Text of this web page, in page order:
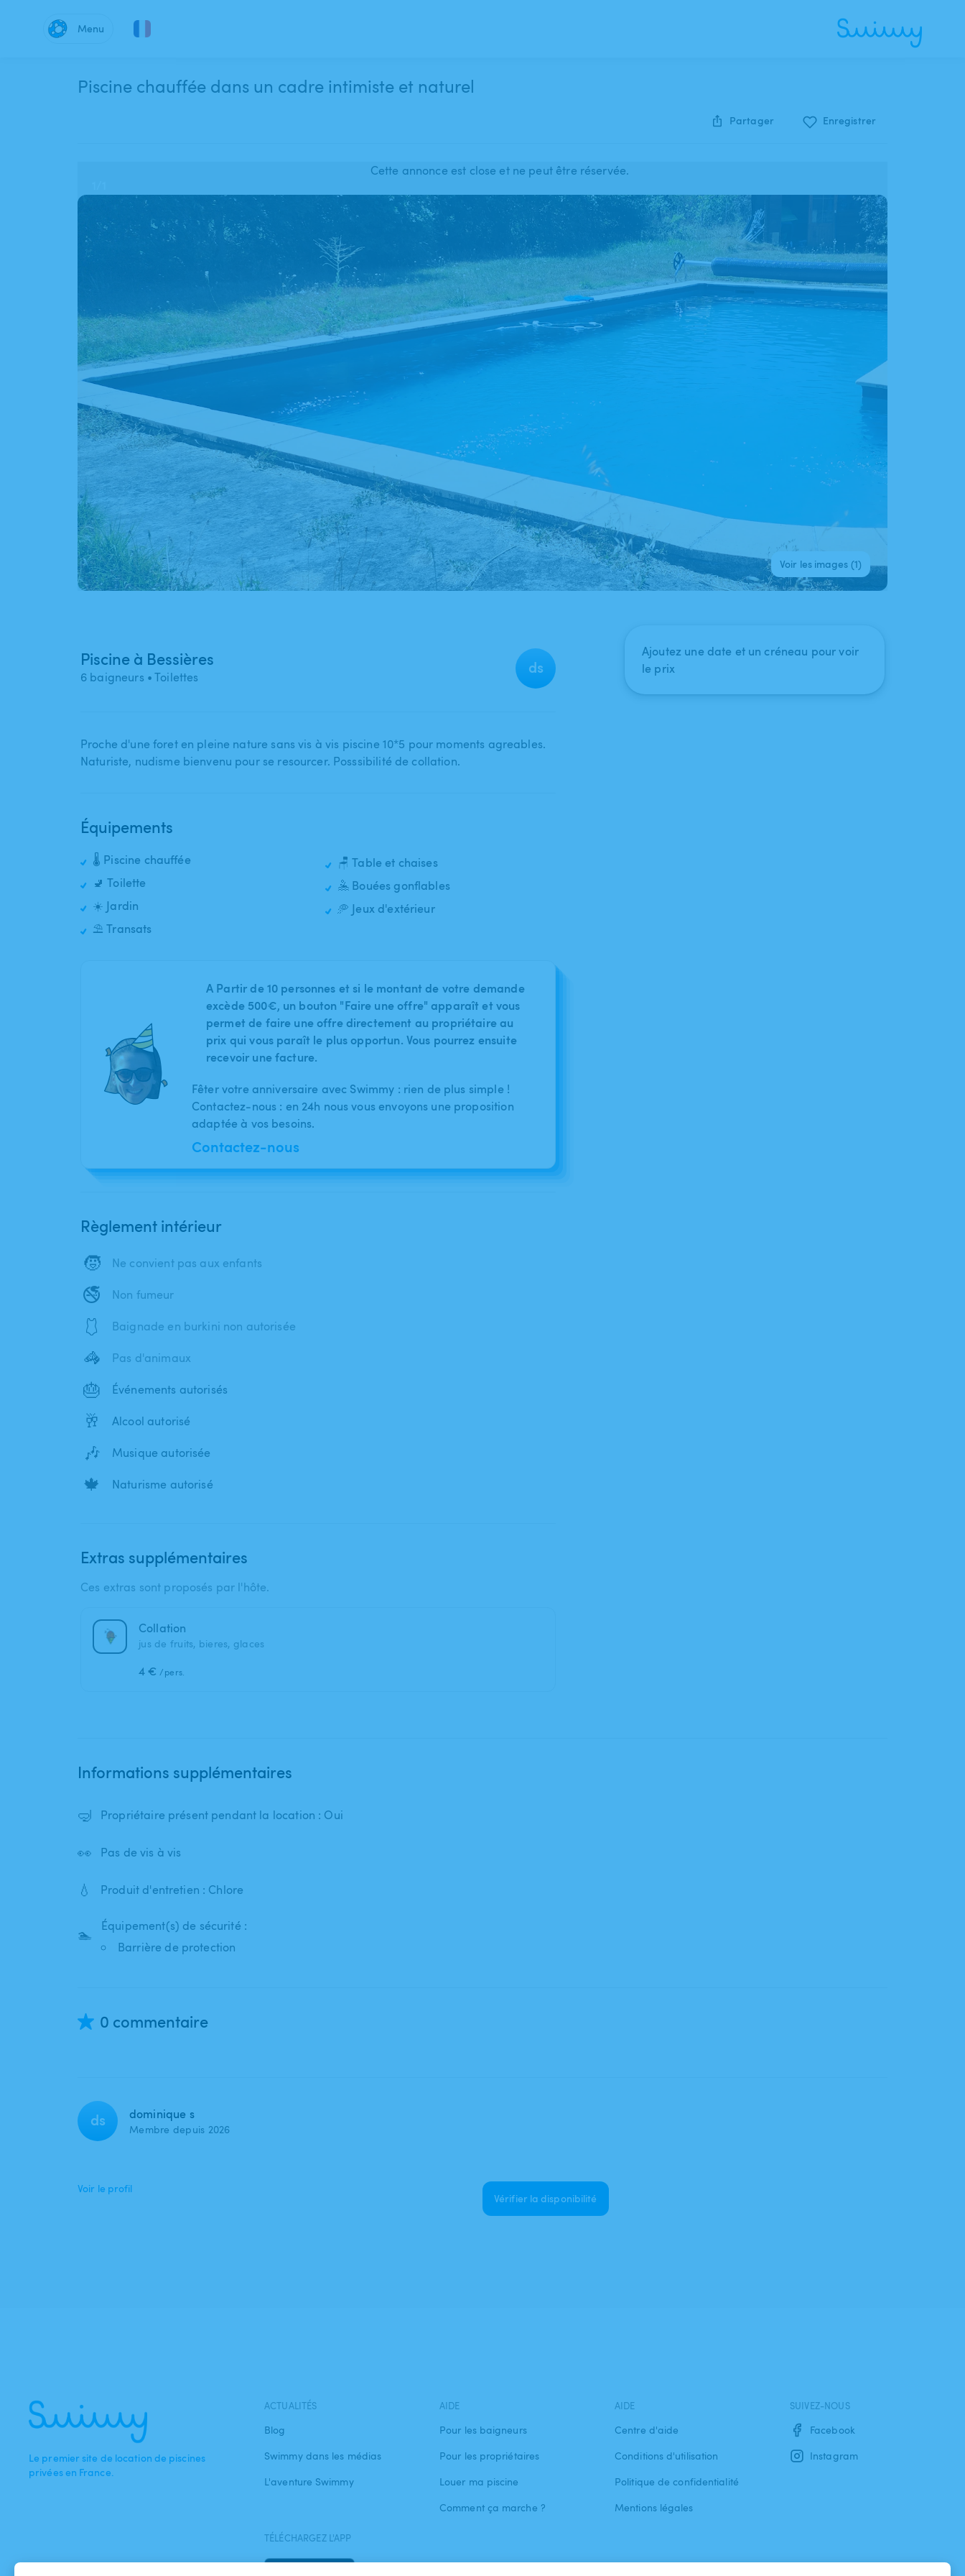
Menu
Piscine chauffée dans un cadre intimiste et naturel
Partager Enregistrer
Cette annonce est close et ne peut être réservée.
Voir les images (1)
Piscine à Bessières
6 baigneurs • Toilettes
ds
Proche d'une foret en pleine nature sans vis à vis piscine 10*5 pour moments agreables.
Naturiste​,​ nudisme bienvenu pour se resourcer. Posssibilité de collation.
Équipements
🌡️ Piscine chauffée
🚽 Toilette
☀️ Jardin
⛱️ Transats
🪑 Table et chaises
🤽 Bouées gonflables
🥏 Jeux d'extérieur
A Partir de 10 personnes et si le montant de votre demande
excède 500€, un bouton "Faire une offre" apparaît et vous
permet de faire une offre directement au propriétaire au
prix qui vous paraît le plus opportun. Vous pourrez ensuite
recevoir une facture.
Fêter votre anniversaire avec Swimmy : rien de plus simple !
Contactez-nous : en 24h nous vous envoyons une proposition
adaptée à vos besoins.
Contactez-nous
Règlement intérieur
🧒 Ne convient pas aux enfants
🚭 Non fumeur
🩱 Baignade en burkini non autorisée
🦓 Pas d'animaux
🎂 Événements autorisés
🥂 Alcool autorisé
🎶 Musique autorisée
🍁 Naturisme autorisé
Extras supplémentaires
Ces extras sont proposés par l'hôte.
Collation
jus de fruits, bieres, glaces
4 € /pers.
Ajoutez une date et un créneau pour voir
le prix
Informations supplémentaires
🤿 Propriétaire présent pendant la location : Oui
👀 Pas de vis à vis
💧 Produit d'entretien : Chlore
🏊
Équipement(s) de sécurité :
Barrière de protection
0 commentaire
ds dominique s
Membre depuis 2026
Voir le profil
Vérifier la disponibilité
Le premier site de location de piscines
privées en France.
ACTUALITÉS
Blog
Swimmy dans les médias
L'aventure Swimmy
AIDE
Pour les baigneurs
Pour les propriétaires
Louer ma piscine
Comment ça marche ?
AIDE
Centre d'aide
Conditions d'utilisation
Politique de confidentialité
Mentions légales
SUIVEZ-NOUS
Facebook
Instagram
TÉLÉCHARGEZ L'APP